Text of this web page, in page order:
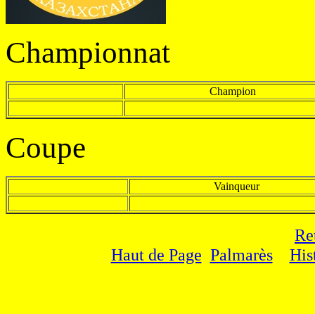
Championnat
Champion
Coupe
Vainqueur
Haut de Page Palmarès